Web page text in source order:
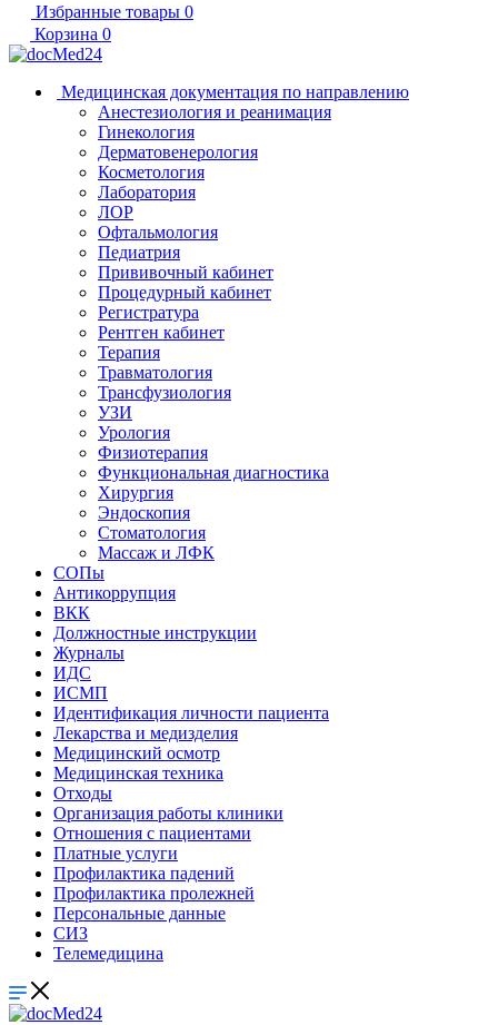
Избранные товары 0
Корзина 0
Медицинская документация по направлению
Анестезиология и реанимация
Гинекология
Дерматовенерология
Косметология
Лаборатория
ЛОР
Офтальмология
Педиатрия
Прививочный кабинет
Процедурный кабинет
Регистратура
Рентген кабинет
Терапия
Травматология
Трансфузиология
УЗИ
Урология
Физиотерапия
Функциональная диагностика
Хирургия
Эндоскопия
Стоматология
Массаж и ЛФК
СОПы
Антикоррупция
ВКК
Должностные инструкции
Журналы
ИДС
ИСМП
Идентификация личности пациента
Лекарства и медизделия
Медицинский осмотр
Медицинская техника
Отходы
Организация работы клиники
Отношения с пациентами
Платные услуги
Профилактика падений
Профилактика пролежней
Персональные данные
СИЗ
Телемедицина